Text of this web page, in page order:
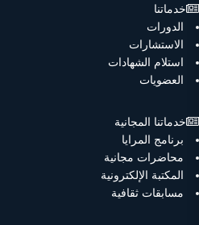
خدماتنا
الدورات
الاستشارات
استلام الشهادات
العضويات
خدماتنا المجانية
برنامج المرايا
محاضرات مجانية
المكتبة الإلكترونية
مسابقات ثقافية